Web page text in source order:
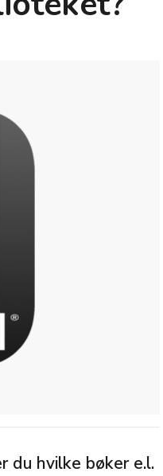
du hvilke bøker e.l.